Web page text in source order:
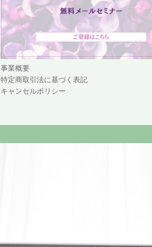
事業概要
特定商取引法に基づく表記
キャンセルポリシー